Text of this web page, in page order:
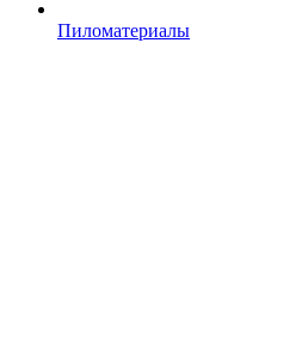
Пиломатериалы